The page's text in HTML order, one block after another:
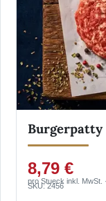
Burgerpatty
8,79 €
pro Stueck inkl. MwSt.
SKU: 2456